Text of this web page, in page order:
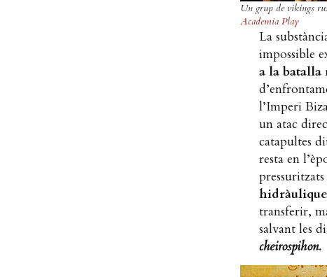
Un grup de vikings
Academia Play
La
impossible
a la batalla
l’Imperi
un atac
catapultes
resta en
transferir,
salvant les
cheirospihon.